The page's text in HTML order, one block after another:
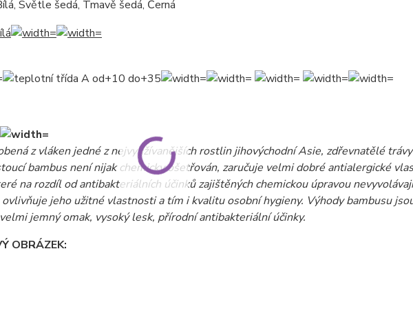
Světle šedá, Tmavě šedá, Černá
z vláken jedné z nejvyužívanějších rostlin jihovýchodní Asie, zdřevnatělé
bambus není nijak chemicky ošetřován, zaručuje velmi dobré antialergické
na rozdíl od antibakteriálních účinků zajištěných chemickou úpravou
jeho užitné vlastnosti a tím i kvalitu osobní hygieny. Výhody bambusu
jemný omak, vysoký lesk, přírodní antibakteriální účinky.
OBRÁZEK: